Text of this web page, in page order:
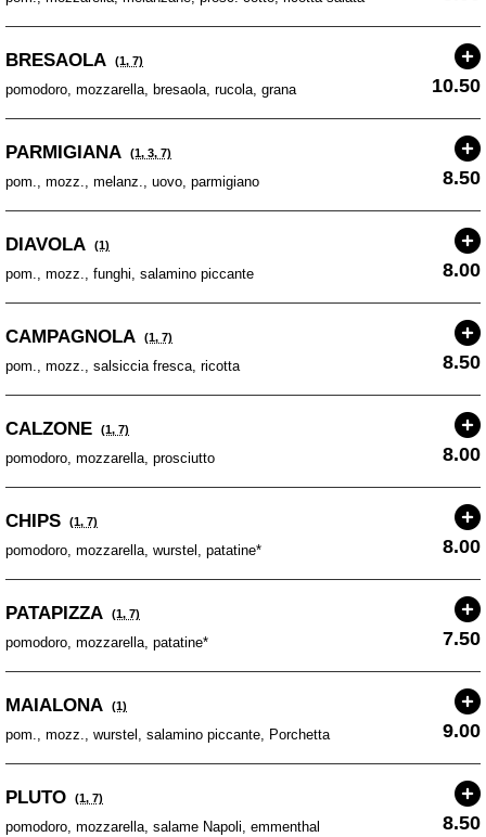
BRESAOLA (1, 7)
pomodoro, mozzarella, bresaola, rucola, grana 10.50
PARMIGIANA (1, 3, 7)
pom., mozz., melanz., uovo, parmigiano 8.50
DIAVOLA (1)
pom., mozz., funghi, salamino piccante 8.00
CAMPAGNOLA (1, 7)
pom., mozz., salsiccia fresca, ricotta 8.50
CALZONE (1, 7)
pomodoro, mozzarella, prosciutto 8.00
CHIPS (1, 7)
pomodoro, mozzarella, wurstel, patatine* 8.00
PATAPIZZA (1, 7)
pomodoro, mozzarella, patatine* 7.50
MAIALONA (1)
pom., mozz., wurstel, salamino piccante, Porchetta 9.00
PLUTO (1, 7)
pomodoro, mozzarella, salame Napoli, emmenthal 8.50